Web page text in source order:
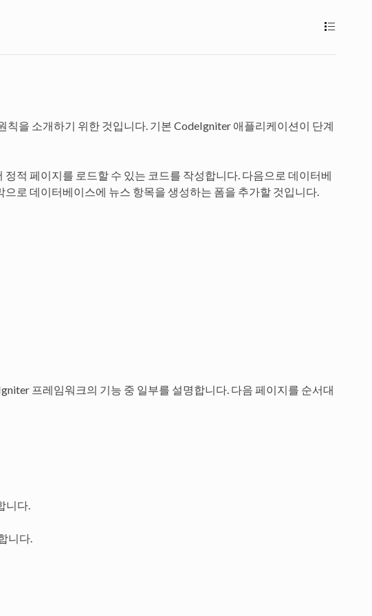
을 소개하기 위한 것입니다. 기본 CodeIgniter 애플리케이션이 단계
정적 페이지를 로드할 수 있는 코드를 작성합니다. 다음으로 데이터베
로 데이터베이스에 뉴스 항목을 생성하는 폼을 추가할 것입니다.
프레임워크의 기능 중 일부를 설명합니다. 다음 페이지를 순서대
니다.
니다.